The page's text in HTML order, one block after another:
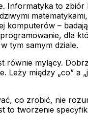
Informatyka to
–
dla
tym samym dziale.
równie mylący.
między „co” a
co zrobić, nie
tworzenie